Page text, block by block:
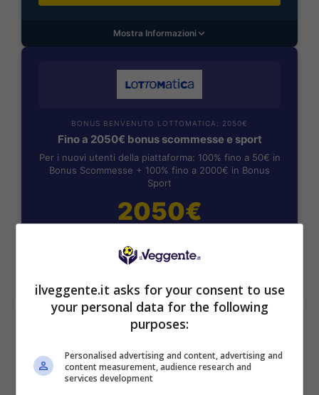
Mostra Informazioni
BONUS BENVENUTO LOTTOMATICA: 2050€
Fino a 2050€ bonus scommesse e sport
Per i nuovi utenti della piattaforma: 100% fino a 50€ in
Bonus Scommesse + 100% fino a 2000€ in Bonus
Sport
2050€
Mostra Informazioni
SNAI
Bonus Benvenuto Sport: fino a 1.000€
ilveggente.it asks for your consent to use
your personal data for the following
purposes:
Personalised advertising and content, advertising and
content measurement, audience research and
services development